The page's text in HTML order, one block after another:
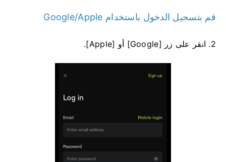
قم بتسجيل الدخول باستخدام Google/Apple
2. انقر على زر [Google] أو [Apple].